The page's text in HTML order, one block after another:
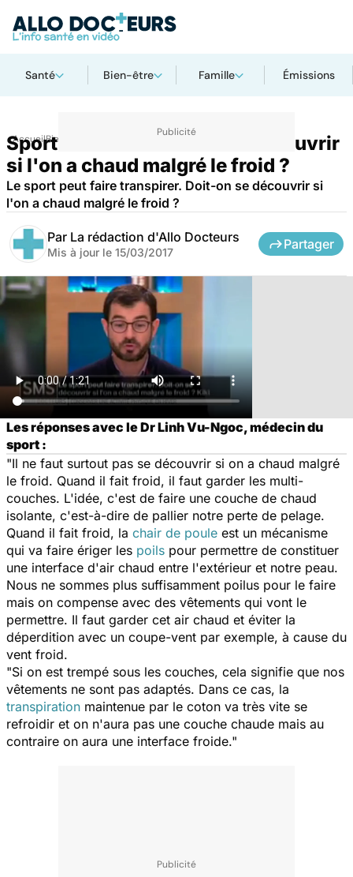
Santé Bien-être Famille Émissions
AccueilBien-être
Sport en hiver : doit-on se découvrir
si l'on a chaud malgré le froid ?
Le sport peut faire transpirer. Doit-on se découvrir si
l'on a chaud malgré le froid ?
Par La rédaction d'Allo Docteurs
Mis à jour le 15/03/2017
Partager
Les réponses avec le Dr Linh Vu-Ngoc, médecin du
sport :
"Il ne faut surtout pas se découvrir si on a chaud malgré
le froid. Quand il fait froid, il faut garder les multi-
couches. L'idée, c'est de faire une couche de chaud
isolante, c'est-à-dire de pallier notre perte de pelage.
Quand il fait froid, la chair de poule est un mécanisme
qui va faire ériger les poils pour permettre de constituer
une interface d'air chaud entre l'extérieur et notre peau.
Nous ne sommes plus suffisamment poilus pour le faire
mais on compense avec des vêtements qui vont le
permettre. Il faut garder cet air chaud et éviter la
déperdition avec un coupe-vent par exemple, à cause du
vent froid.
"Si on est trempé sous les couches, cela signifie que nos
vêtements ne sont pas adaptés. Dans ce cas, la
transpiration maintenue par le coton va très vite se
refroidir et on n'aura pas une couche chaude mais au
contraire on aura une interface froide."